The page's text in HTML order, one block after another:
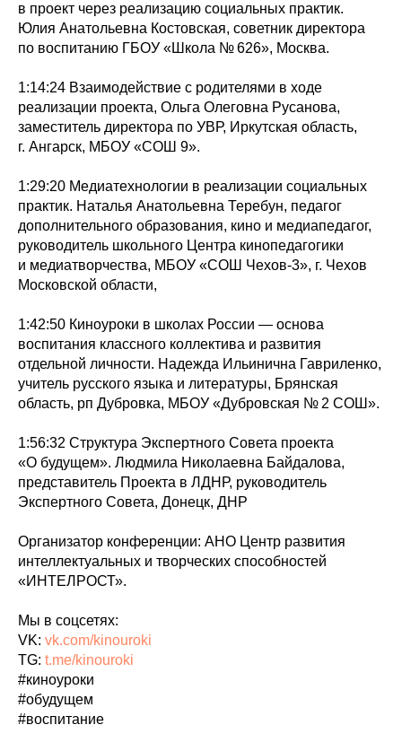
в проект через реализацию социальных практик.
Юлия Анатольевна Костовская, советник директора
по воспитанию ГБОУ «Школа № 626», Москва.
1:14:24 Взаимодействие с родителями в ходе
реализации проекта, Ольга Олеговна Русанова,
заместитель директора по УВР, Иркутская область,
г. Ангарск, МБОУ «СОШ 9».
1:29:20 Медиатехнологии в реализации социальных
практик. Наталья Анатольевна Теребун, педагог
дополнительного образования, кино и медиапедагог,
руководитель школьного Центра кинопедагогики
и медиатворчества, МБОУ «СОШ Чехов-3», г. Чехов
Московской области,
1:42:50 Киноуроки в школах России — основа
воспитания классного коллектива и развития
отдельной личности. Надежда Ильинична Гавриленко,
учитель русского языка и литературы, Брянская
область, рп Дубровка, МБОУ «Дубровская № 2 СОШ».
1:56:32 Структура Экспертного Совета проекта
«О будущем». Людмила Николаевна Байдалова,
представитель Проекта в ЛДНР, руководитель
Экспертного Совета, Донецк, ДНР
Организатор конференции: АНО Центр развития
интеллектуальных и творческих способностей
«ИНТЕЛРОСТ».
Мы в соцсетях:
VK: vk.com/kinouroki
TG: t.me/kinouroki
#киноуроки
#обудущем
#воспитание